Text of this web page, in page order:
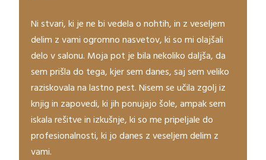
Ni stvari, ki je ne bi vedela o nohtih, in z veseljem
delim z vami ogromno nasvetov, ki so mi olajšali
delo v salonu. Moja pot je bila nekoliko daljša, da
sem prišla do tega, kjer sem danes, saj sem veliko
raziskovala na lastno pest. Nisem se učila zgolj iz
knjig in zapovedi, ki jih ponujajo šole, ampak sem
iskala rešitve in izkušnje, ki so me pripeljale do
profesionalnosti, ki jo danes z veseljem delim z
vami.